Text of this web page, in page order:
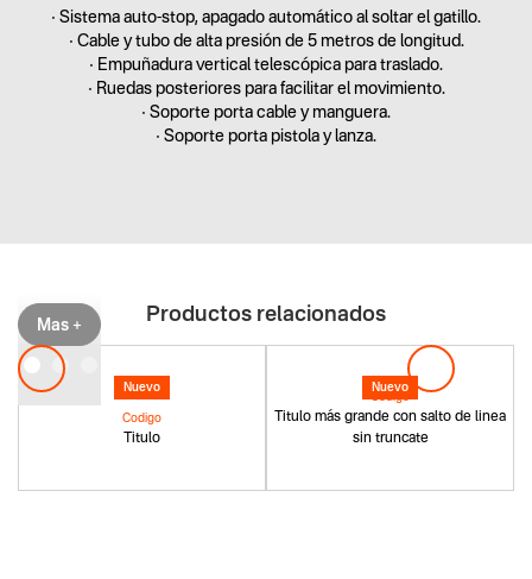
• Sistema auto-stop, apagado automático al soltar el gatillo.
• Cable y tubo de alta presión de 5 metros de longitud.
• Empuñadura vertical telescópica para traslado.
• Ruedas posteriores para facilitar el movimiento.
• Soporte porta cable y manguera.
• Soporte porta pistola y lanza.
Mas + Productos relacionados
Nuevo
Titulo
Codigo
Nuevo
Titulo más grande con salto de linea
sin truncate